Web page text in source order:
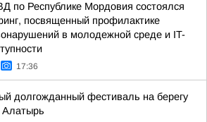
по Республике Мордовия состоялся
посвященный профилактике
в молодежной среде и IT-
17:36
долгожданный фестиваль на берегу
Алатырь